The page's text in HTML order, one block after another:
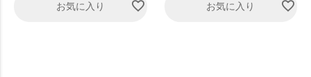
お気に入り お気に入り